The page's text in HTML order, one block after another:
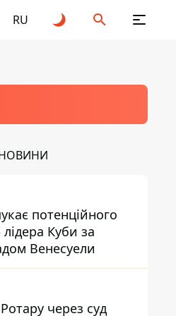
RU
потенційного
Куби за
Венесуели
через суд